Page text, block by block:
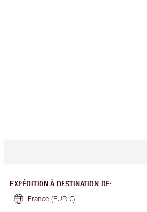
EXPÉDITION À DESTINATION DE:
France (EUR €)